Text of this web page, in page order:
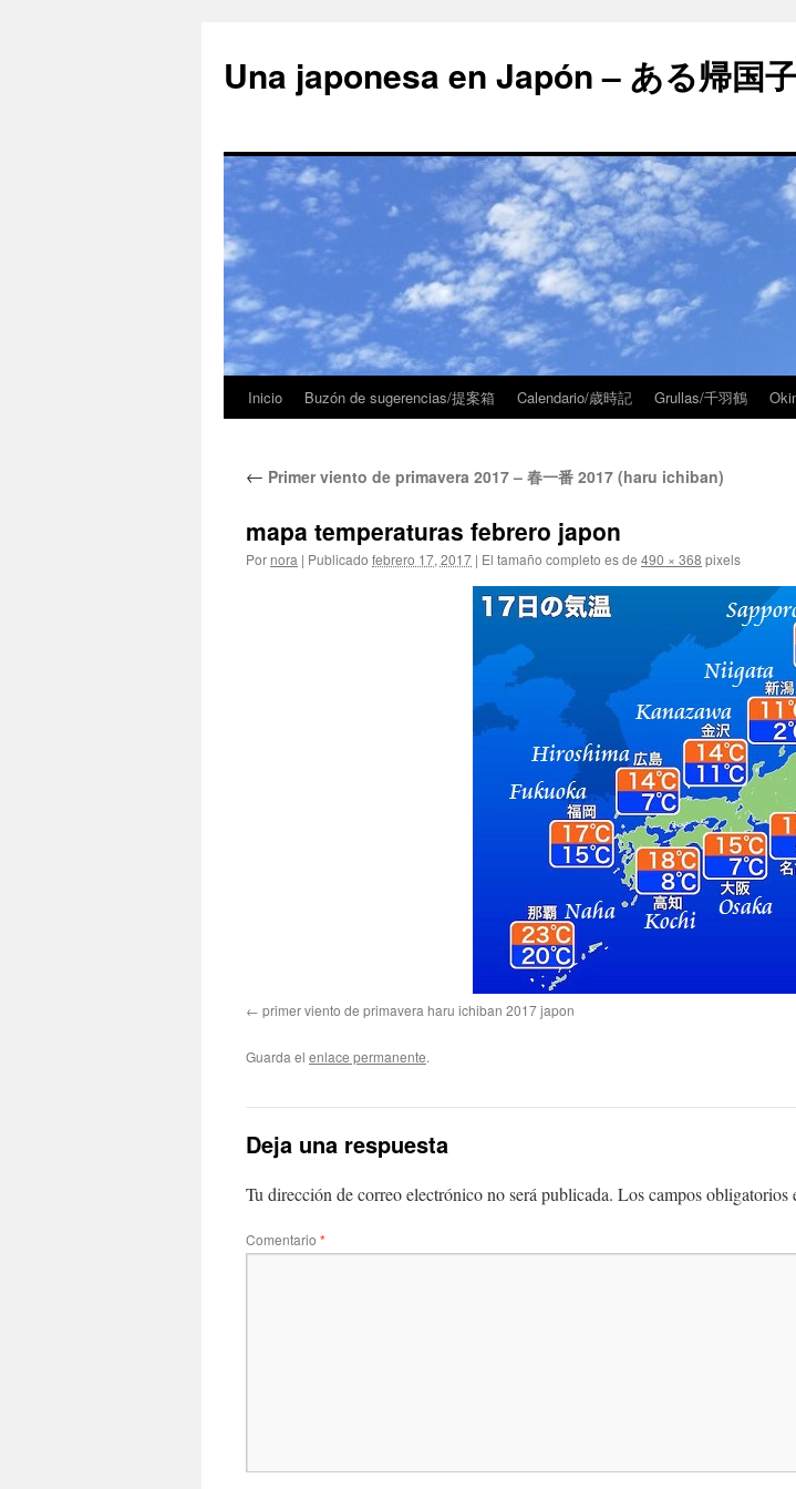
Una japonesa en Japón – ある帰国
Inicio Buzón de sugerencias/提案箱 Calendario/歳時記 Grullas/千羽鶴
← Primer viento de primavera 2017 – 春一番 2017 (haru ichiban)
mapa temperaturas febrero japon
Por nora | Publicado febrero 17, 2017 | El tamaño completo es de 490 × 368 pixels
primer viento de primavera haru ichiban 2017 japon
Guarda el enlace permanente.
Deja una respuesta
Tu dirección de correo electrónico no será publicada. Los campos obligatorios
Comentario *